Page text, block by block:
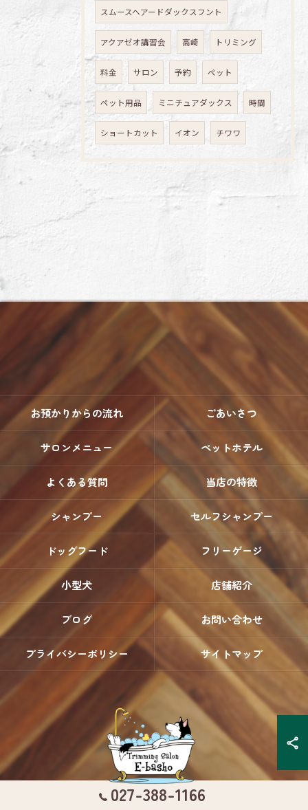
スムースヘアードダックスフント
アクアゼオ講習会 高崎 トリミング
料金 サロン 予約 ペット
ペット用品 ミニチュアダックス 時間
ショートカット イオン チワワ
027-388-1166
お預かりからの流れ ごあいさつ
サロンメニュー ペットホテル
よくある質問 当店の特徴
シャンプー セルフシャンプー
ドッグフード フリーゲージ
小型犬 店舗紹介
ブログ お問い合わせ
プライバシーポリシー サイトマップ